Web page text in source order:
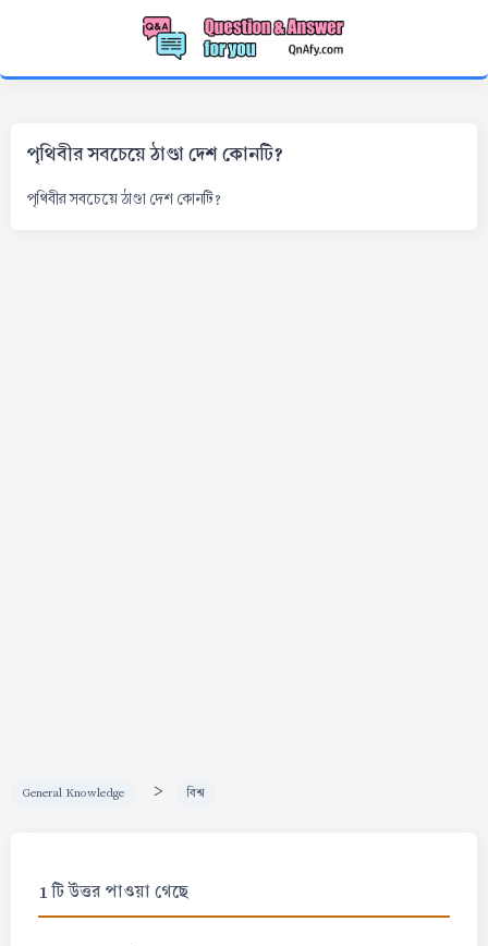
পৃথিবীর সবচেয়ে ঠাণ্ডা দেশ কোনটি?
পৃথিবীর সবচেয়ে ঠাণ্ডা দেশ কোনটি?
General Knowledge > বিশ্ব
1 টি উত্তর পাওয়া গেছে